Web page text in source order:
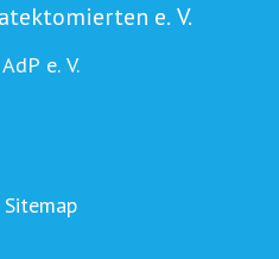
e. V.
e. V.
Sitemap